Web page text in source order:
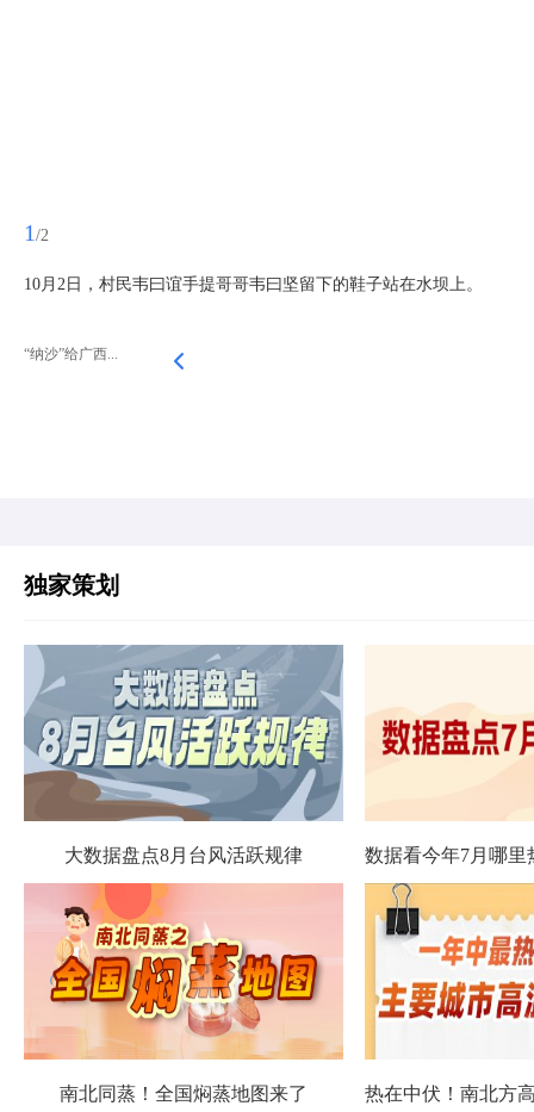
1 /2
10月2日，村民韦曰谊手提哥哥韦曰坚留下的鞋子站在水坝上。
“纳沙”给广西...
独家策划
大数据盘点8月台风活跃规律
南北同蒸！全国焖蒸地图来了